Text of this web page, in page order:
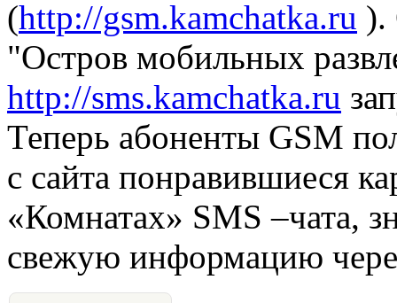
(http://gsm.kamchatka.ru ).
"Остров мобильных
http://sms.kamchatka.ru
Теперь абоненты GSM
с сайта понравившиеся
«Комнатах» SMS –чата,
свежую информацию